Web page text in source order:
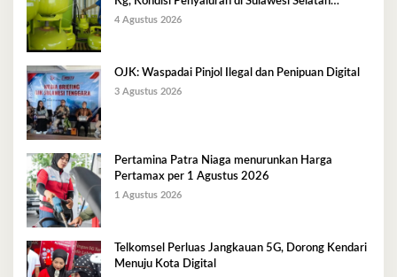
Berlangsung Kondusif
4 Agustus 2026
OJK: Waspadai Pinjol Ilegal dan Penipuan Digital
3 Agustus 2026
Pertamina Patra Niaga menurunkan Harga
Pertamax per 1 Agustus 2026
1 Agustus 2026
Telkomsel Perluas Jangkauan 5G, Dorong Kendari
Menuju Kota Digital